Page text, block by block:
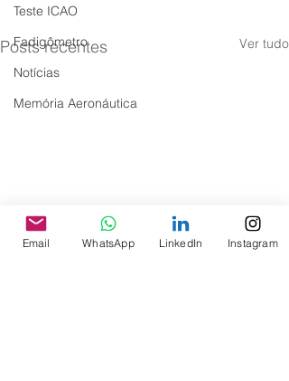
Teste ICAO
Fadigômetro
Notícias
Memória Aeronáutica
Posts recentes Ver tudo
Email WhatsApp LinkedIn Instagram